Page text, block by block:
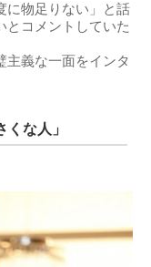
に物足りない」と話
とコメントしていた
主義な一面をインタ
な人」